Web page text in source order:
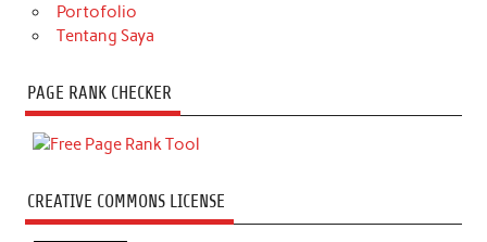
Portofolio
Tentang Saya
PAGE RANK CHECKER
CREATIVE COMMONS LICENSE